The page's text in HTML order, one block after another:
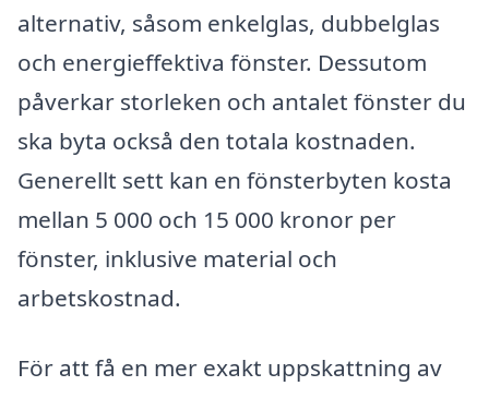
alternativ, såsom enkelglas, dubbelglas
och energieffektiva fönster. Dessutom
påverkar storleken och antalet fönster du
ska byta också den totala kostnaden.
Generellt sett kan en fönsterbyten kosta
mellan 5 000 och 15 000 kronor per
fönster, inklusive material och
arbetskostnad.
För att få en mer exakt uppskattning av